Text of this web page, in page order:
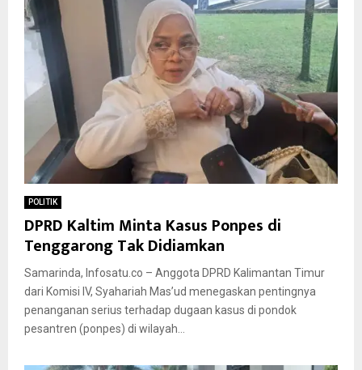
POLITIK
DPRD Kaltim Minta Kasus Ponpes di
Tenggarong Tak Didiamkan
Samarinda, Infosatu.co – Anggota DPRD Kalimantan Timur
dari Komisi IV, Syahariah Mas’ud menegaskan pentingnya
penanganan serius terhadap dugaan kasus di pondok
pesantren (ponpes) di wilayah...